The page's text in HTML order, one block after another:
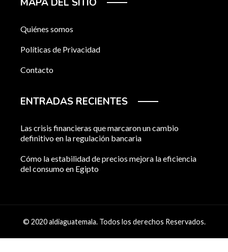
MAPA DEL SITIO
Quiénes somos
Políticas de Privacidad
Contacto
ENTRADAS RECIENTES
Las crisis financieras que marcaron un cambio
definitivo en la regulación bancaria
Cómo la estabilidad de precios mejora la eficiencia
del consumo en Egipto
© 2020 aldiaguatemala. Todos los derechos Reservados.